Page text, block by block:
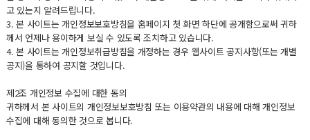
고 있는지 알려드립니다.
3. 본 사이트는 개인정보보호방침을 홈페이지 첫 화면 하단에 공개함으로써 귀하
께서 언제나 용이하게 보실 수 있도록 조치하고 있습니다.
4. 본 사이트는 개인정보취급방침을 개정하는 경우 웹사이트 공지사항(또는 개별
공지)을 통하여 공지할 것입니다.
제2조 개인정보 수집에 대한 동의
귀하께서 본 사이트의 개인정보보호방침 또는 이용약관의 내용에 대해 개인정보
수집에 대해 동의한 것으로 봅니다.